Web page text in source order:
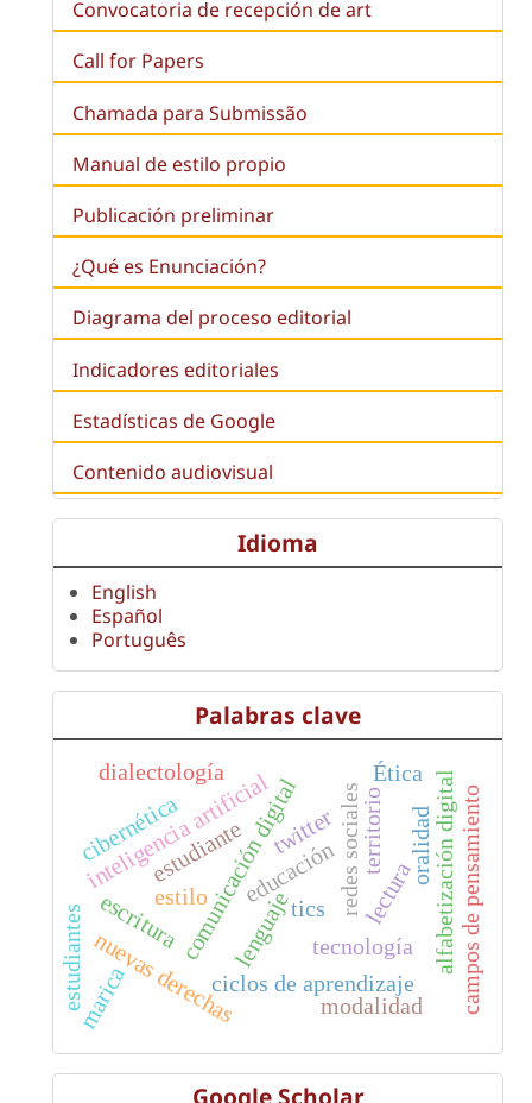
Convocatoria de recepción de art
Call for Papers
Chamada para Submissão
Manual de estilo propio
Publicación preliminar
¿Qué es Enunciación?
Diagrama del proceso editorial
Indicadores editoriales
Estadísticas de Google
Contenido audiovisual
Idioma
English
Español
Português
Palabras clave
lenguaje tecnología
comunicación digital
educación
inteligencia artificial alfabetización digital
tics campos de pensamiento
ciclos de aprendizaje
modalidad
redes sociales
estilo
nuevas derechas
lectura
escritura
oralidad
marica
dialectología
twitter
estudiante
cibernética territorio
estudiantes
Ética